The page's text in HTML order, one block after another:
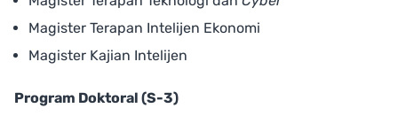
Magister Terapan Intelijen Ekonomi
Magister Kajian Intelijen
Program Doktoral (S-3)